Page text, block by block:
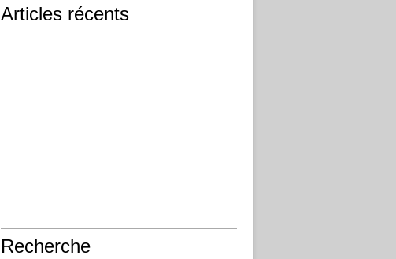
Articles récents
Recherche